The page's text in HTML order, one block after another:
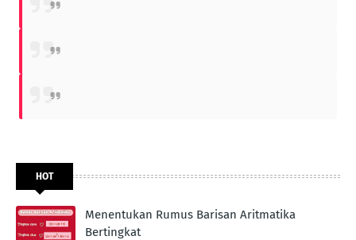
HOT
Menentukan Rumus Barisan Aritmatika
Bertingkat